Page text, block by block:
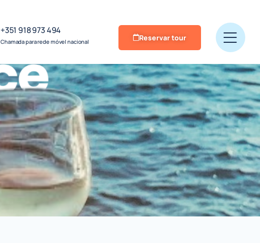
+351 918 973 494
Chamada para rede móvel nacional Reservar tour